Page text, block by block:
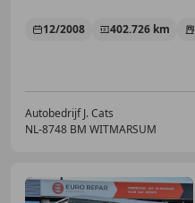
12/2008 402.726 km
Autobedrijf J. Cats
NL-8748 BM WITMARSUM